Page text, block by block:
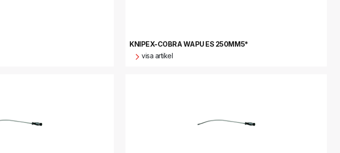
KNIPEX-COBRA WAPU ES 250MM5*
visa artikel